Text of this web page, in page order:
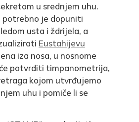
u srednjem uhu.
potrebno je dopuniti
usta i ždrijela, a
Eustahijevu
iza nosa, u nosnome
potvrditi timpanometrija,
kojom utvrđujemo
uhu i pomiče li se